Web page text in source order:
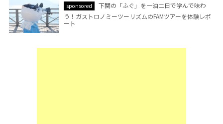
sponsored
下関の「ふぐ」を一泊二日で学んで味わ
う！ガストロノミーツーリズムのFAMツアーを体験レポ
ート